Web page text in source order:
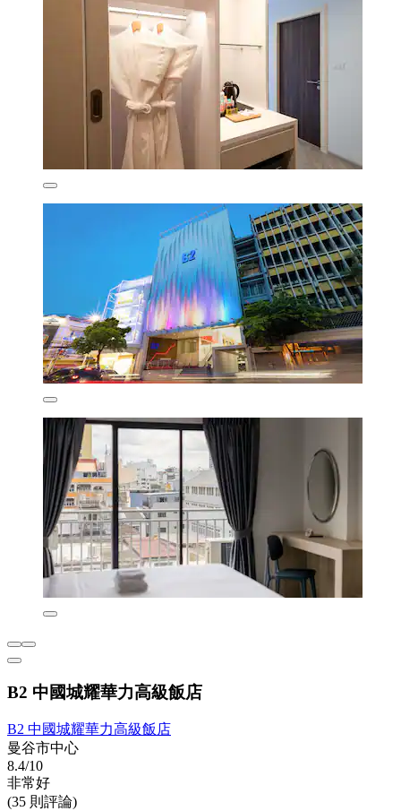
B2 中國城耀華力高級飯店
B2 中國城耀華力高級飯店
曼谷市中心
8.4/10
非常好
(35 則評論)